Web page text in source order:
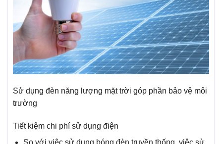
Sử dụng đèn năng lượng mặt trời góp phần bảo vệ môi
trường
Tiết kiệm chi phí sử dụng điện
So với việc sử dụng bóng đèn truyền thống, việc sử